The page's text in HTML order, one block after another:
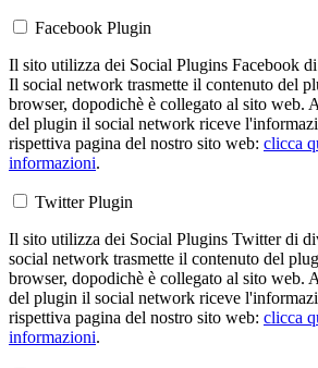
Facebook Plugin
Il sito utilizza dei Social Plugins Facebook
Il social network trasmette il contenuto del
browser, dopodichè è collegato al sito web.
del plugin il social network riceve
rispettiva pagina del nostro sito web: clicca
informazioni.
Twitter Plugin
Il sito utilizza dei Social Plugins Twitter di
social network trasmette il contenuto del
browser, dopodichè è collegato al sito web.
del plugin il social network riceve
rispettiva pagina del nostro sito web: clicca
informazioni.